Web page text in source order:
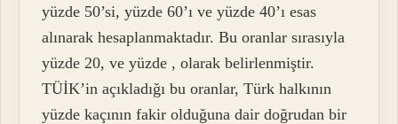
yüzde 50’si, yüzde 60’ı ve yüzde 40’ı esas
alınarak hesaplanmaktadır. Bu oranlar sırasıyla
yüzde 20, ve yüzde , olarak belirlenmiştir.
TÜİK’in açıkladığı bu oranlar, Türk halkının
yüzde kaçının fakir olduğuna dair doğrudan bir